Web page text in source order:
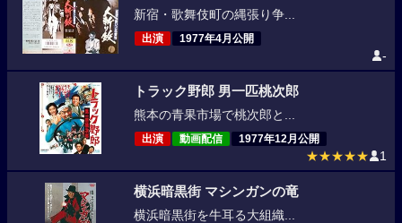
新宿・歌舞伎町の縄張り争...
出演 1977年4月公開
-
トラック野郎 男一匹桃次郎
熊本の青果市場で桃次郎と...
出演 動画配信 1977年12月公開
★★★★★ 1
横浜暗黒街 マシンガンの竜
横浜暗黒街を牛耳る大組織...